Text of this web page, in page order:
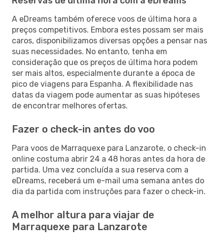
A eDreams também oferece voos de última hora a
preços competitivos. Embora estes possam ser mais
caros, disponibilizamos diversas opções a pensar nas
suas necessidades. No entanto, tenha em
consideração que os preços de última hora podem
ser mais altos, especialmente durante a época de
pico de viagens para Espanha. A flexibilidade nas
datas da viagem pode aumentar as suas hipóteses
de encontrar melhores ofertas.
Fazer o check-in antes do voo
Para voos de Marraquexe para Lanzarote, o check-in
online costuma abrir 24 a 48 horas antes da hora de
partida. Uma vez concluída a sua reserva com a
eDreams, receberá um e-mail uma semana antes do
dia da partida com instruções para fazer o check-in.
A melhor altura para viajar de
Marraquexe para Lanzarote